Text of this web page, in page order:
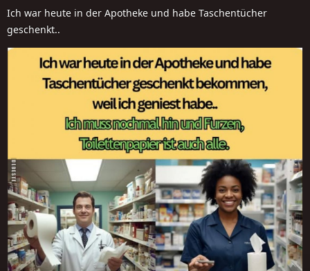
Ich war heute in der Apotheke und habe Taschentücher
geschenkt..